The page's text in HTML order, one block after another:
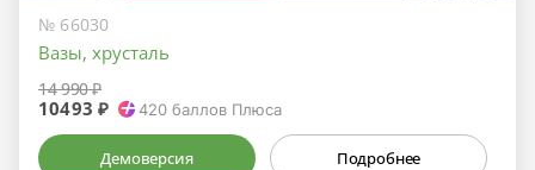
№ 66030
Вазы, хрусталь
14 990 ₽
10493 ₽ 420 баллов Плюса
Демоверсия Подробнее